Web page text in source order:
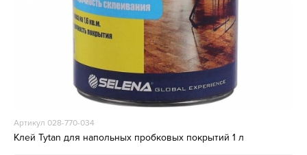
Артикул 028-770-034
Клей Tytan для напольных пробковых покрытий 1 л